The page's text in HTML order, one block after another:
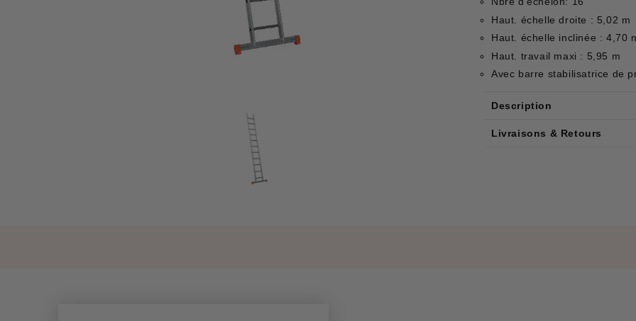
Haut. échelle droite : 5,02 m
Haut. échelle inclinée : 4,70
Haut. travail maxi : 5,95 m
Avec barre stabilisatrice de
Description
Livraisons & Retours